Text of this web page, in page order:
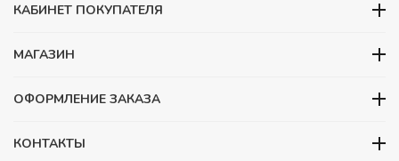
КАБИНЕТ ПОКУПАТЕЛЯ
МАГАЗИН
ОФОРМЛЕНИЕ ЗАКАЗА
КОНТАКТЫ